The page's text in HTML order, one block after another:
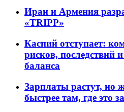
Иран и Армения
«TRIPP»
Каспий отступает:
рисков, последствий
баланса
Зарплаты растут, но
быстрее там, где это